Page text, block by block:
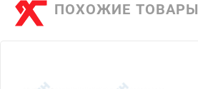
ПОХОЖИЕ ТОВАРЫ